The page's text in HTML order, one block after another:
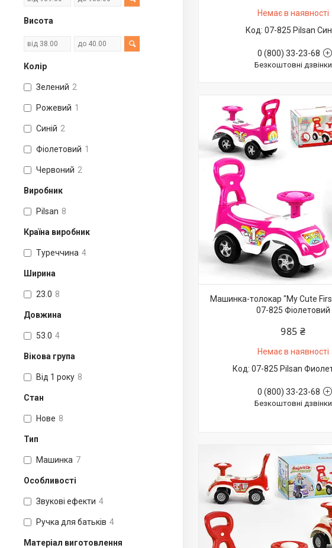
Висота
Колір
Зелений 2
Рожевий 1
Синій 2
Фіолетовий 1
Червоний 2
Виробник
Pilsan 8
Країна виробник
Туреччина 4
Ширина
23.0 8
Довжина
53.0 4
Вікова група
Від 1 року 8
Стан
Нове 8
Тип
Машинка 7
Особливості
Звукові ефекти 4
Ручка для батьків 4
Матеріал виготовлення
Немає в наявності
07-825 Pilsan
0 (800) 33-23-68
Безкоштовні дзвінки
Машинка-толокар "My Cute
07-825 Фіолетовий
985 ₴
Немає в наявності
07-825 Pilsan
0 (800) 33-23-68
Безкоштовні дзвінки